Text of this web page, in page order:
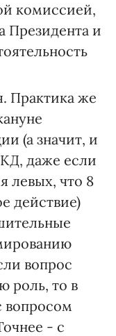
комиссией,
Президента и
Практика же
(а значит, и
даже если
левых, что 8
действие)
вопрос
роль, то в
вопросом
- с